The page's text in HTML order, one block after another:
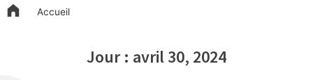
Accueil
Jour : avril 30, 2024